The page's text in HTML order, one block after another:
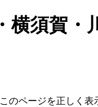
横須賀・
のページを正しく表